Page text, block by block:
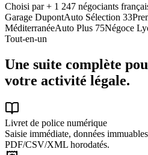
Choisi par + 1 247 négociants
Garage DupontAuto Sélection 33
MéditerranéeAuto Plus 75Négoce
Tout-en-un
Une suite complète
votre activité légale.
Livret de police numérique
Saisie immédiate, données
PDF/CSV/XML horodatés.